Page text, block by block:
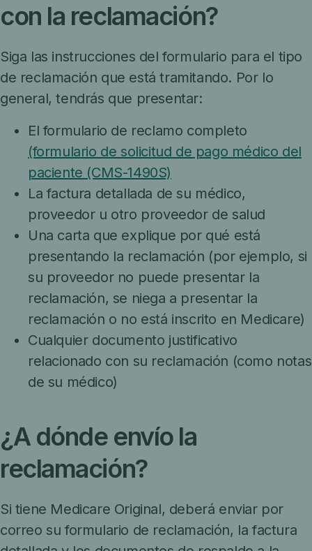
con la reclamación?
Siga las instrucciones del formulario para el tipo
de reclamación que está tramitando. Por lo
general, tendrás que presentar:
El formulario de reclamo completo
(formulario de solicitud de pago médico del
paciente (CMS-1490S)
La factura detallada de su médico,
proveedor u otro proveedor de salud
Una carta que explique por qué está
presentando la reclamación (por ejemplo, si
su proveedor no puede presentar la
reclamación, se niega a presentar la
reclamación o no está inscrito en Medicare)
Cualquier documento justificativo
relacionado con su reclamación (como notas
de su médico)
¿A dónde envío la
reclamación?
Si tiene Medicare Original, deberá enviar por
correo su formulario de reclamación, la factura